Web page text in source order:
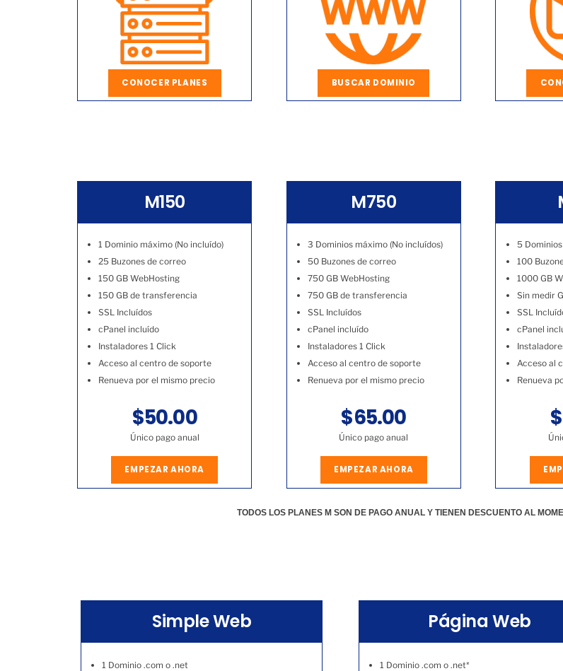
CONOCER PLANES BUSCAR DOMINIO
M150
1 Dominio máximo (No incluído)
25 Buzones de correo
150 GB WebHosting
150 GB de transferencia
SSL Incluídos
cPanel incluído
Instaladores 1 Click
Acceso al centro de soporte
Renueva por el mismo precio
$50.00
Único pago anual
EMPEZAR AHORA
M750
3 Dominios máximo (No incluídos)
50 Buzones de correo
750 GB WebHosting
750 GB de transferencia
SSL Incluídos
cPanel incluído
Instaladores 1 Click
Acceso al centro de soporte
Renueva por el mismo precio
$65.00
Único pago anual
EMPEZAR AHORA
5
100
1000 GB
Sin medir
SSL
cPanel
Acceso al
Renueva
TODOS LOS PLANES M SON DE PAGO ANUAL Y TIENEN DESCUENTO AL
Simple Web
1 Dominio .com o .net
Página Web
1 Dominio .com o .net*